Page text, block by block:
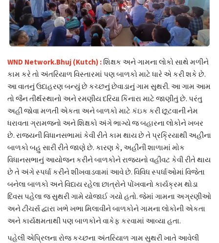
WND Network.Bhuj (Kutch) : શિક્ષક અને ગામના લોકો સાથે મળીને
કામ કરે તો અંતરિયાળ વિસ્તારમાં પણ બાળકો માટે ધારે એ કરી શકે છે.
આ વાતનું ઉદાહરણ બન્યું છે કચ્છનું છેવાડાનું ગામ સુથરી. આ ગામ આમ
તો જૈન તીર્થસ્થાનો અને રમણીય દરિયા કિનારા માટે જાણીતું છે. પરંતુ
અહી જોવા મળતી એકતા અને બાળકો માટે કંઇક કરી છૂટવાની નેમ
ધરાવતા ગ્રામજનો અને શિક્ષકો અંગે ભાગ્યે જ બહારના લોકોને ખબર
છે. રાજ્યની વિધાનસભામાં કેવી રીતે કામ થાય છે તે પ્રક્રિયાથી અહીંના
બાળકો બહુ સારી રીતે જાણે છે. કારણ કે, અહીંની શાળામાં મોક
વિધાનસભાનું આયોજન કરીને બાળકોને રાજ્યનો વહીવટ કેવી રીતે થાય
છે તે અંગે સ્પર્ધા કરીને શીખવાડવામાં આવે છે. વિવિધ સ્પર્ધાઓમાં વિજેતા
બનેલા બાળકો અને વિદાય રહેલા છાત્રોને પોંખવાનો કાર્યક્રમ થોડા
દિવસ પહેલા જ સુથરી ગામે યોજાઈ ગયો હતો. જેમાં ગામના અગ્રણીઓ
અને ટીચર્સ દ્વારા ખભે ખભા મિલાવીને બાળકોને ગામના લોકોની એકતા
અને કાર્યક્ષમતાથી પણ બાળકોને વાકેફ કરવામાં આવ્યા હતા.
પહેલી એપ્રિલના રોજ કચ્છના અંતરિયાળ ગામ સુથરી ખાતે આવેલી